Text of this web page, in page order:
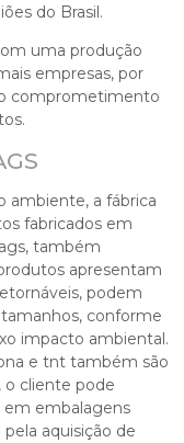
do Brasil.
uma produção
empresas, por
comprometimento
ambiente, a fábrica
fabricados em
também
apresentam
podem
conforme
impacto ambiental.
e tnt também são
o cliente pode
em embalagens
aquisição de